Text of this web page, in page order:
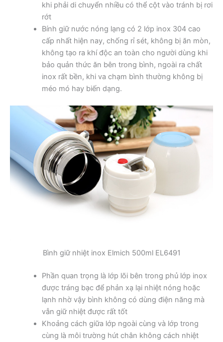
khi phải di chuyển nhiều có thể cột vào tránh bị rơi
rớt
Bính giữ nước nóng lạng có 2 lớp inox 304 cao
cấp nhất hiện nay, chống rỉ sét, không bị ăn mòn,
không tạo ra khí độc an toàn cho người dùng khi
bảo quản thức ăn bên trong bình, ngoài ra chất
inox rất bền, khi va chạm bình thường không bị
méo mó hay biến dạng.
Bình giữ nhiệt inox Elmich 500ml EL6491
Phần quan trọng là lớp lõi bên trong phủ lớp inox
được tráng bạc để phản xạ lại nhiệt nóng hoặc
lạnh nhờ vậy bình không có dùng điện năng mà
vẫn giữ nhiệt được rất tốt
Khoảng cách giữa lớp ngoài cùng và lớp trong
cùng là môi trường hút chân không cách nhiệt